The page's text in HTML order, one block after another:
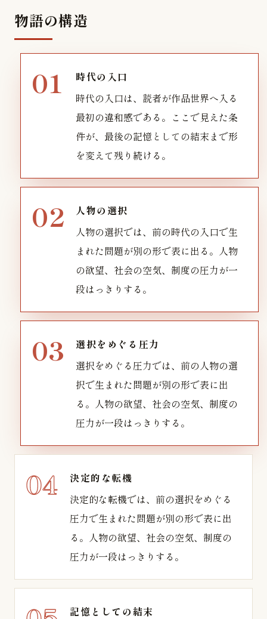
物語の構造
時代の入口
時代の入口は、読者が作品世界へ入る
最初の違和感である。ここで見えた条
件が、最後の記憶としての結末まで形
を変えて残り続ける。
人物の選択
人物の選択では、前の時代の入口で生
まれた問題が別の形で表に出る。人物
の欲望、社会の空気、制度の圧力が一
段はっきりする。
選択をめぐる圧力
選択をめぐる圧力では、前の人物の選
択で生まれた問題が別の形で表に出
る。人物の欲望、社会の空気、制度の
圧力が一段はっきりする。
決定的な転機
決定的な転機では、前の選択をめぐる
圧力で生まれた問題が別の形で表に出
る。人物の欲望、社会の空気、制度の
圧力が一段はっきりする。
記憶としての結末